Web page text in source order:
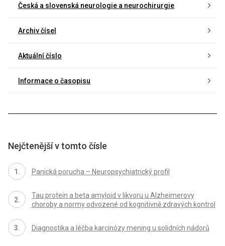
Česká a slovenská neurologie a neurochirurgie
Archiv čísel
Aktuální číslo
Informace o časopisu
Nejčtenější v tomto čísle
Panická porucha – Neuropsychiatrický profil
Tau protein a beta amyloid v likvoru u Alzheimerovy
choroby a normy odvozené od kognitivně zdravých kontrol
Diagnostika a léčba karcinózy mening u solidních nádorů